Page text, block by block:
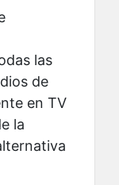
las
de
en TV
la